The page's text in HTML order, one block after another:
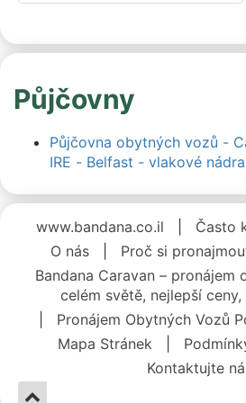
včetně stahovací manželské
dvoulůžko nabízí pocit
skutečného domova. Izolovaná
nástavba je vhodná pro
celoroční použití, vůz je
koutem, extra širokými
uličkami, LED osvětlením pro
dokonalou atmosféru,
přívodem čerstvé vody,
tempomatem a couvací
kamerou – díky tomu všemu je
v Romeovi život stejně snadný
jako jeho řízení. Věříme, že
Romeo vám dopřeje
prázdninový zážitek jako
žádný jiný. S ním je cesta
Půjčovny
Půjčovna obytných vozů -
IRE - Belfast - vlakové
www.bandana.co.il Často
O nás
Proč si
Bandana Caravan – pronájem
celém světě, nejlepší
Pronájem Obytných Vozů
Mapa Stránek
Kontaktujte